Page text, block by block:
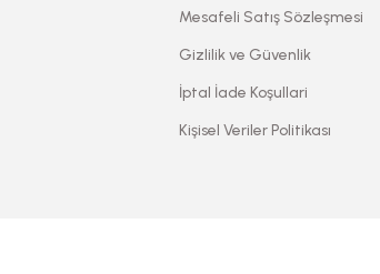
Mesafeli Satış Sözleşmesi
Gizlilik ve Güvenlik
İptal İade Koşullari
Kişisel Veriler Politikası